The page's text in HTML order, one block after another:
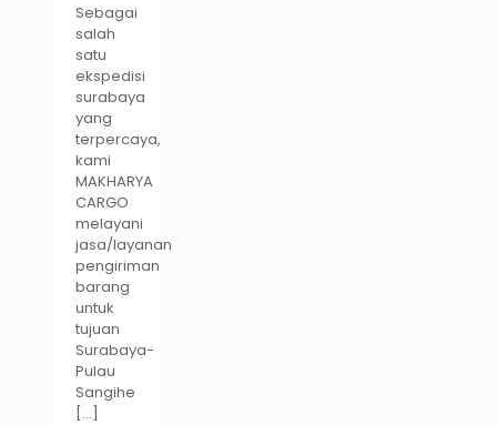
Sebagai
salah
satu
ekspedisi
surabaya
yang
terpercaya,
kami
MAKHARYA
CARGO
melayani
jasa/layanan
pengiriman
barang
untuk
tujuan
Surabaya-
Pulau
Sangihe
[…]